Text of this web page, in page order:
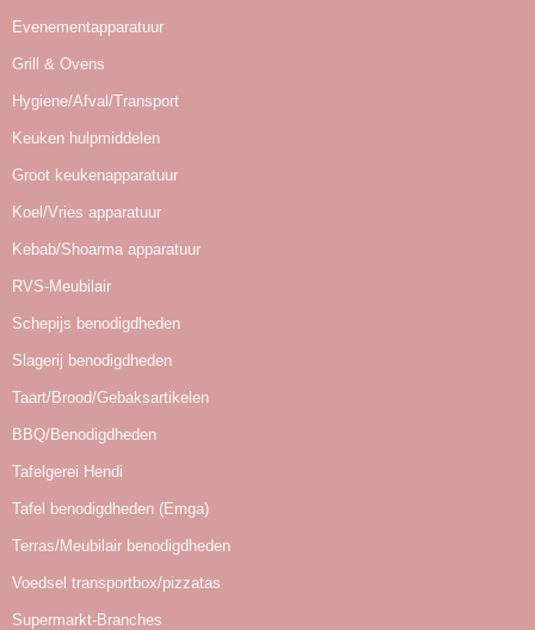
Evenementapparatuur
Grill & Ovens
Hygiene/Afval/Transport
Keuken hulpmiddelen
Groot keukenapparatuur
Koel/Vries apparatuur
Kebab/Shoarma apparatuur
RVS-Meubilair
Schepijs benodigdheden
Slagerij benodigdheden
Taart/Brood/Gebaksartikelen
BBQ/Benodigdheden
Tafelgerei Hendi
Tafel benodigdheden (Emga)
Terras/Meubilair benodigdheden
Voedsel transportbox/pizzatas
Supermarkt-Branches